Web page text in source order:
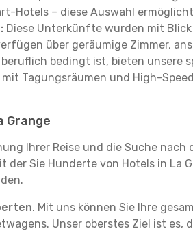
Hotels – diese Auswahl
Diese Unterkünfte wurden mit
über geräumige Zimmer,
beruflich bedingt ist, bieten unsere
Tagungsräumen und High-
Grange
Ihrer Reise und die Suche
Sie Hunderte von Hotels in La
. Mit uns können Sie Ihre
Unser oberstes Ziel ist